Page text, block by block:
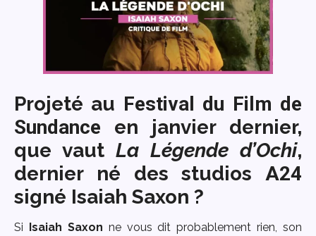
Projeté au Festival du Film de
Sundance en janvier dernier,
que vaut La Légende d’Ochi,
dernier né des studios A24
signé Isaiah Saxon ?
Si Isaiah Saxon ne vous dit probablement rien, son